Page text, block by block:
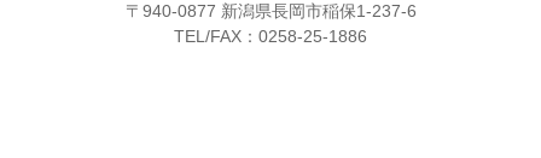
〒940-0877 新潟県長岡市稲保1-237-6
TEL/FAX：0258-25-1886